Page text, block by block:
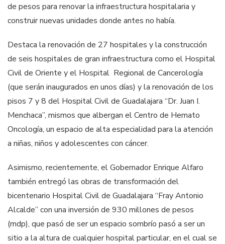
de pesos para renovar la infraestructura hospitalaria y
construir nuevas unidades donde antes no había.
Destaca la renovación de 27 hospitales y la construcción
de seis hospitales de gran infraestructura como el Hospital
Civil de Oriente y el Hospital Regional de Cancerología
(que serán inaugurados en unos días) y la renovación de los
pisos 7 y 8 del Hospital Civil de Guadalajara “Dr. Juan I.
Menchaca”, mismos que albergan el Centro de Hemato
Oncología, un espacio de alta especialidad para la atención
a niñas, niños y adolescentes con cáncer.
Asimismo, recientemente, el Gobernador Enrique Alfaro
también entregó las obras de transformación del
bicentenario Hospital Civil de Guadalajara “Fray Antonio
Alcalde” con una inversión de 930 millones de pesos
(mdp), que pasó de ser un espacio sombrío pasó a ser un
sitio a la altura de cualquier hospital particular, en el cual se